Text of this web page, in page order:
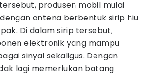
produsen mobil mulai
antena berbentuk sirip hiu
Di dalam sirip tersebut,
elektronik yang mampu
sinyal sekaligus. Dengan
lagi memerlukan batang